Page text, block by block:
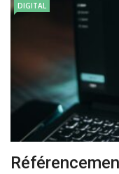
DIGITAL